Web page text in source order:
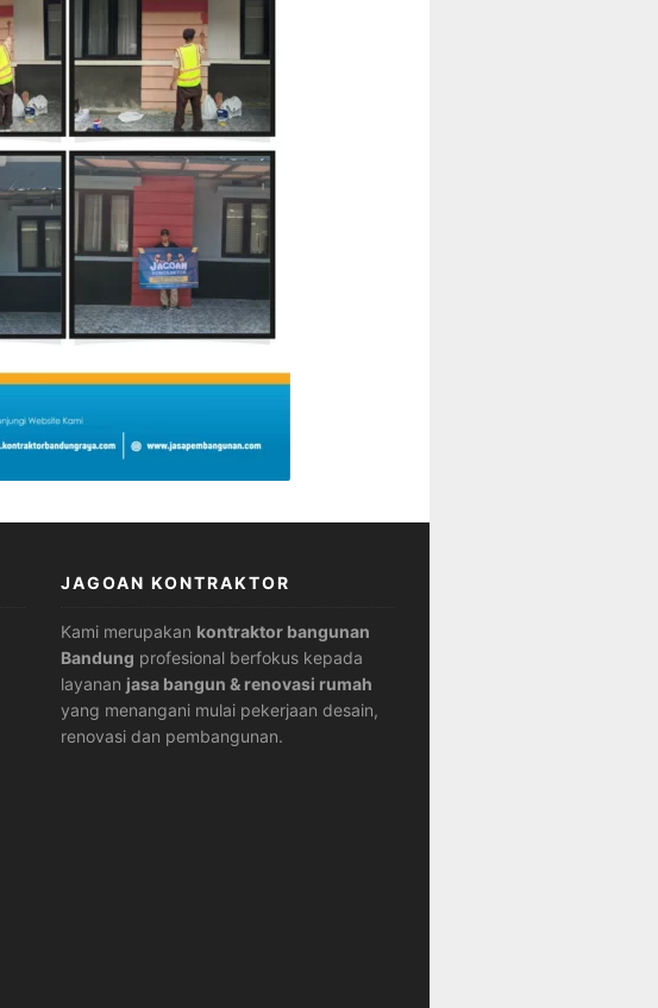
JAGOAN KONTRAKTOR
Kami merupakan kontraktor bangunan
Bandung profesional berfokus kepada
layanan jasa bangun & renovasi rumah
yang menangani mulai pekerjaan desain,
renovasi dan pembangunan.